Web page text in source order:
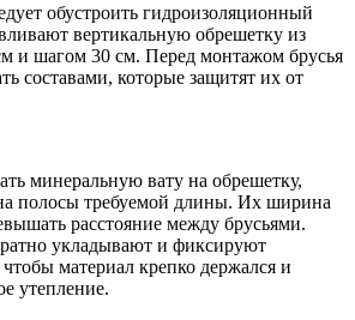
обустроить гидроизоляционный
вертикальную обрешетку из
и шагом 30 см. Перед монтажом брусья
составами, которые защитят их от
минеральную вату на обрешетку,
полосы требуемой длины. Их ширина
расстояние между брусьями.
укладывают и фиксируют
материал крепко держался и
утепление.